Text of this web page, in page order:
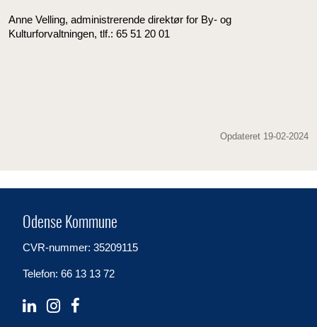
Anne Velling, administrerende direktør for By- og
Kulturforvaltningen, tlf.: 65 51 20 01
Opdateret 19-02-2024
Odense Kommune
CVR-nummer: 35209115
Telefon: 66 13 13 72